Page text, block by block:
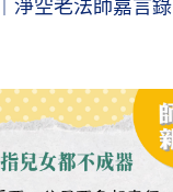
淨空老法師嘉言錄